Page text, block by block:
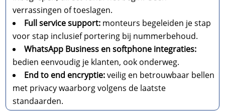
verrassingen of toeslagen.
Full service support: monteurs begeleiden je stap
voor stap inclusief portering bij nummerbehoud.
WhatsApp Business en softphone integraties:
bedien eenvoudig je klanten, ook onderweg.
End to end encryptie:veilig en betrouwbaar bellen
met privacy waarborg volgens de laatste
standaarden.